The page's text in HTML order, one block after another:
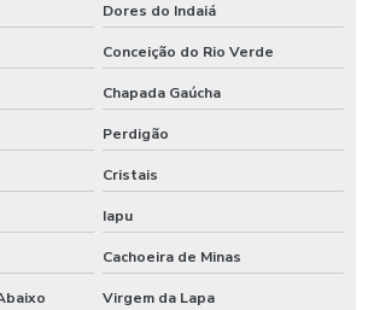
Dores do Indaiá
Conceição do Rio Verde
Chapada Gaúcha
Perdigão
Cristais
Iapu
Cachoeira de Minas
Virgem da Lapa